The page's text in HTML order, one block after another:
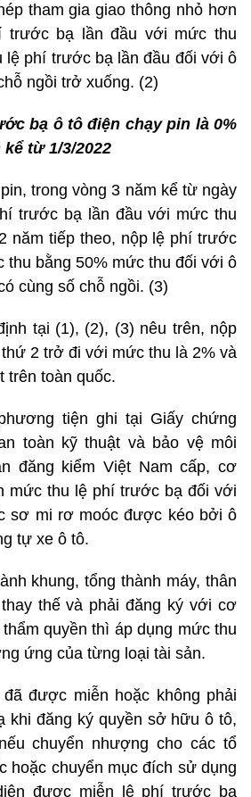
tham gia giao thông nhỏ hơn
trước bạ lần đầu với mức thu
lệ phí trước bạ lần đầu đối với ô
ngồi trở xuống. (2)
bạ ô tô điện chạy pin là 0%
từ 1/3/2022
trong vòng 3 năm kể từ ngày
trước bạ lần đầu với mức thu
năm tiếp theo, nộp lệ phí trước
thu bằng 50% mức thu đối với ô
cùng số chỗ ngồi. (3)
tại (1), (2), (3) nêu trên, nộp
2 trở đi với mức thu là 2% và
trên toàn quốc.
tiện ghi tại Giấy chứng
toàn kỹ thuật và bảo vệ môi
đăng kiểm Việt Nam cấp, cơ
mức thu lệ phí trước bạ đối với
sơ mi rơ moóc được kéo bởi ô
tự xe ô tô.
khung, tổng thành máy, thân
thế và phải đăng ký với cơ
quyền thì áp dụng mức thu
ứng của từng loại tài sản.
được miễn hoặc không phải
khi đăng ký quyền sở hữu ô tô,
chuyển nhượng cho các tổ
hoặc chuyển mục đích sử dụng
được miễn lệ phí trước bạ